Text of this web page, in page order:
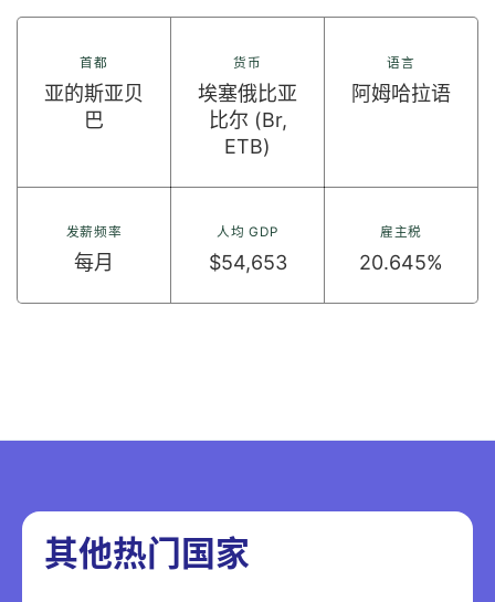
首都
亚的斯亚贝
巴
货币
埃塞俄比亚
比尔 (Br,
ETB)
语言
阿姆哈拉语
发薪频率
每月
人均 GDP
$54,653
雇主税
20.645%
其他热门国家